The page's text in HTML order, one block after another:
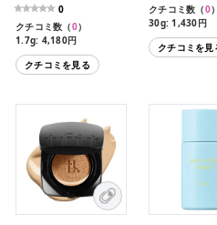
0
クチコミ数（0）
1.7g: 4,180円
クチコミを見る
クチコミ数（0）
30g: 1,430円
クチコミを見